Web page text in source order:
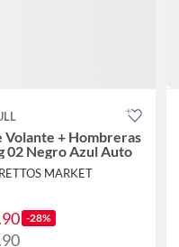
Volante + Hombreras
02 Negro Azul Auto
MARKET
-28%